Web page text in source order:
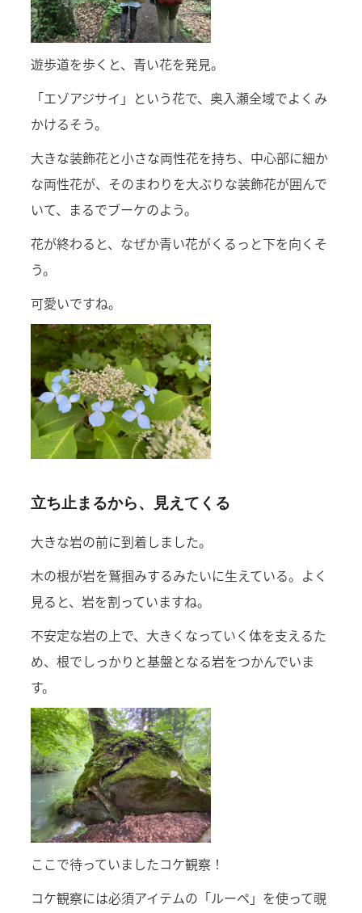
遊歩道を歩くと、青い花を発見。
「エゾアジサイ」という花で、奥入瀬全域でよくみ
かけるそう。
大きな装飾花と小さな両性花を持ち、中心部に細か
な両性花が、そのまわりを大ぶりな装飾花が囲んで
いて、まるでブーケのよう。
花が終わると、なぜか青い花がくるっと下を向くそ
う。
可愛いですね。
立ち止まるから、見えてくる
大きな岩の前に到着しました。
木の根が岩を鷲掴みするみたいに生えている。よく
見ると、岩を割っていますね。
不安定な岩の上で、大きくなっていく体を支えるた
め、根でしっかりと基盤となる岩をつかんでいま
す。
ここで待っていましたコケ観察！
コケ観察には必須アイテムの「ルーペ」を使って覗